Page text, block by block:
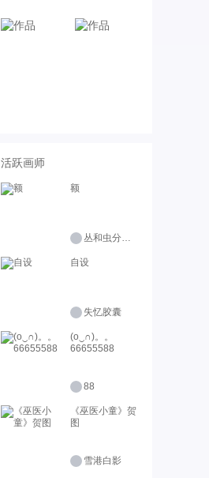
活跃画师
额
丛和虫分清楚点啊
自设
失忆胶囊
(o‿∩)。。
66655588
88
《巫医小童》贺
图
雪港白影